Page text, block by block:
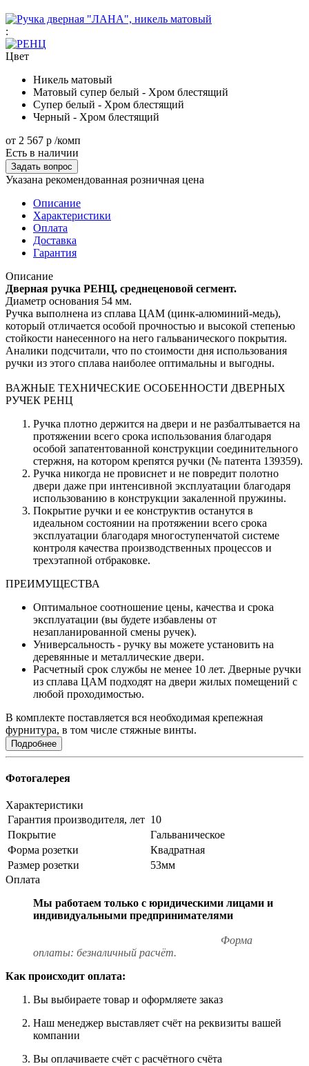
:
Цвет
Никель матовый
Матовый супер белый - Хром блестящий
Супер белый - Хром блестящий
Черный - Хром блестящий
от 2 567 р /комп
Есть в наличии
Задать вопрос
Указана рекомендованная розничная цена
Описание
Характеристики
Оплата
Доставка
Гарантия
Описание
Дверная ручка РЕНЦ, среднеценовой сегмент.
Диаметр основания 54 мм.
Ручка выполнена из сплава ЦАМ (цинк-алюминий-медь),
который отличается особой прочностью и высокой степенью
стойкости нанесенного на него гальванического покрытия.
Аналики подсчитали, что по стоимости дня использования
ручки из этого сплава наиболее оптимальны и выгодны.
ВАЖНЫЕ ТЕХНИЧЕСКИЕ ОСОБЕННОСТИ ДВЕРНЫХ
РУЧЕК РЕНЦ
Ручка плотно держится на двери и не разбалтывается на
протяжении всего срока использования благодаря
особой запатентованной конструкции соединительного
стержня, на котором крепятся ручки (№ патента 139359).
Ручка никогда не провиснет и не повредит полотно
двери даже при интенсивной эксплуатации благодаря
использованию в конструкции закаленной пружины.
Покрытие ручки и ее конструктив останутся в
идеальном состоянии на протяжении всего срока
эксплуатации благодаря многоступенчатой системе
контроля качества производственных процессов и
трехэтапной отбраковке.
ПРЕИМУЩЕСТВА
Оптимальное соотношение цены, качества и срока
эксплуатации (вы будете избавлены от
незапланированной смены ручек).
Универсальность - ручку вы можете установить на
деревянные и металлические двери.
Расчетный срок службы не менее 10 лет. Дверные ручки
из сплава ЦАМ подходят на двери жилых помещений с
любой проходимостью.
В комплекте поставляется вся необходимая крепежная
фурнитура, в том числе стяжные винты.
Подробнее
Фотогалерея
Характеристики
Гарантия производителя, лет 10
Покрытие
Гальваническое
Форма розетки
Квадратная
Размер розетки
53мм
Оплата
Мы работаем только с юридическими лицами и
индивидуальными предпринимателями
Форма
оплаты: безналичный расчёт.
Как происходит оплата:
Вы выбираете товар и оформляете заказ
Наш менеджер выставляет счёт на реквизиты вашей
компании
Вы оплачиваете счёт с расчётного счёта